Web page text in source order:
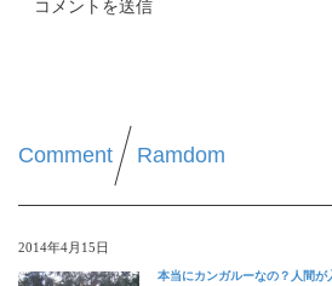
Comment Ramdom
2014年4月15日
本当にカンガルーなの？人間